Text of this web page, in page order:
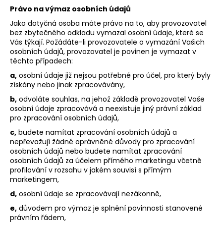
Právo na výmaz osobních údajů
Jako dotyčná osoba máte právo na to, aby provozovatel
bez zbytečného odkladu vymazal osobní údaje, které se
Vás týkají. Požádáte-li provozovatele o vymazání Vašich
osobních údajů, provozovatel je povinen je vymazat v
těchto případech:
a, osobní údaje již nejsou potřebné pro účel, pro který byly
získány nebo jinak zpracovávány,
b, odvoláte souhlas, na jehož základě provozovatel Vaše
osobní údaje zpracovává a neexistuje jiný právní základ
pro zpracování osobních údajů,
c, budete namítat zpracování osobních údajů a
nepřevažují žádné oprávněné důvody pro zpracování
osobních údajů nebo budete namítat zpracování
osobních údajů za účelem přímého marketingu včetně
profilování v rozsahu v jakém souvisí s přímým
marketingem,
d, osobní údaje se zpracovávají nezákonně,
e, důvodem pro výmaz je splnění povinnosti stanovené
právním řádem,